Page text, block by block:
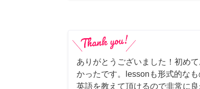
ありがとうございました！初め
かったです。lessonも形式的な
英語を教えて頂けるので非常に